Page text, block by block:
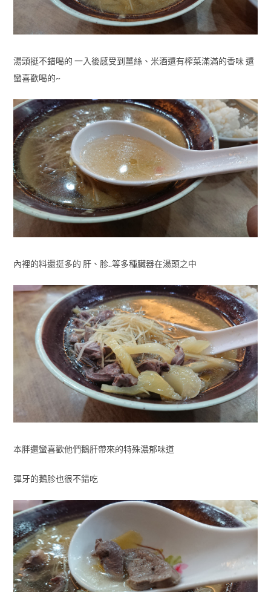
湯頭挺不錯喝的 一入後感受到薑絲、米酒還有榨菜滿滿的香味 還
蠻喜歡喝的~
內裡的料還挺多的 肝、胗..等多種臟器在湯頭之中
本胖還蠻喜歡他們鵝肝帶來的特殊濃郁味道
彈牙的鵝胗也很不錯吃